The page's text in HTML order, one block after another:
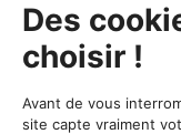
Des
choisir !
Avant de vous
site capte vraiment